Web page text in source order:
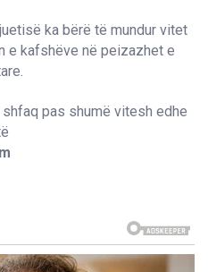
ka bërë të mundur vitet
e kafshëve në peizazhet e
pas shumë vitesh edhe